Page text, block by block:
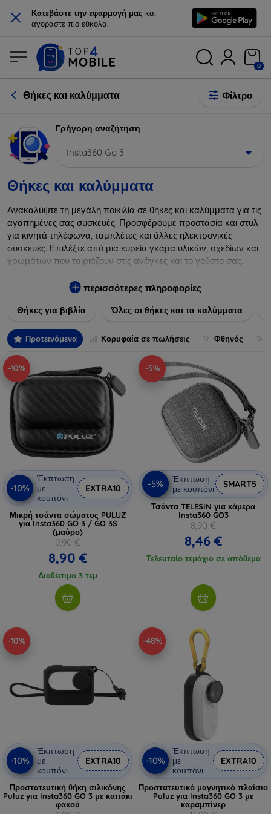
× Κατεβάστε την εφαρμογή μας και
αγοράστε πιο εύκολα.
0
Θήκες και καλύμματα Φίλτρο
Γρήγορη αναζήτηση
Insta360 Go 3
Θήκες και καλύμματα
Ανακαλύψτε τη μεγάλη ποικιλία σε θήκες και καλύμματα για τις
αγαπημένες σας συσκευές. Προσφέρουμε προστασία και στυλ
για κινητά τηλέφωνα, ταμπλέτες και άλλες ηλεκτρονικές
συσκευές. Επιλέξτε από μια ευρεία γκάμα υλικών, σχεδίων και
χρωμάτων που ταιριάζουν στις ανάγκες και το γούστο σας.
πτώσεις και άλλες φθορές, ενώ παράλληλα δίνετε ένα
και τη διάρκεια ζωής των συσκευών σας με τις κορυφαίες
περισσότερες πληροφορίες
Θήκες για βιβλία Όλες οι θήκες και τα καλύμματα
Προτεινόμενα Κορυφαία σε πωλήσεις Φθηνός
-10%
-10%
Έκπτωση
με
κουπόνι
EXTRA10
Μικρή τσάντα σώματος PULUZ
για Insta360 GO 3 / GO 3S
(μαύρο)
9,90 €
8,90 €
Διαθέσιμο 3 τεμ
-5%
-5%
Έκπτωση
με κουπόνι
SMART5
Τσάντα TELESIN για κάμερα
Insta360 GO3
8,90 €
8,46 €
Τελευταίο τεμάχιο σε απόθεμα
-10%
-10%
Έκπτωση
με
κουπόνι
EXTRA10
Προστατευτική θήκη σιλικόνης
Puluz για Insta360 GO 3 με καπάκι
φακού
-48%
-10%
Έκπτωση
με
κουπόνι
EXTRA10
Προστατευτικό μαγνητικό πλαίσιο
Puluz για Insta360 GO 3 με
καραμπίνερ